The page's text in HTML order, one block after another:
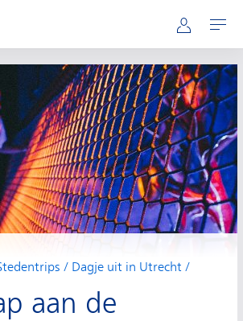
van ns.nl Mijn NS
Openen
Dagje uit in Utrecht
aan de